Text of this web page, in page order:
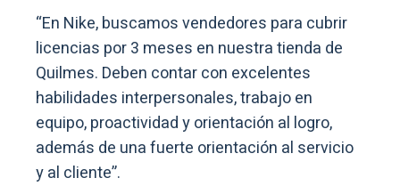
“En Nike, buscamos vendedores para cubrir
licencias por 3 meses en nuestra tienda de
Quilmes. Deben contar con excelentes
habilidades interpersonales, trabajo en
equipo, proactividad y orientación al logro,
además de una fuerte orientación al servicio
y al cliente”.